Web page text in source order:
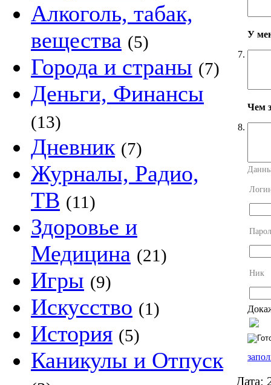
Алкоголь, табак,
вещества (5)
Города и страны (7)
Деньги, Финансы
(13)
Дневник (7)
Журналы, Радио,
ТВ (11)
Здоровье и
Медицина (21)
Игры (9)
Искусство (1)
История (5)
Каникулы и Отпуск
7.
У
8.
Чем
Ник
Дата: